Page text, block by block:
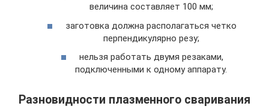
величина составляет 100 мм;
заготовка должна располагаться четко
перпендикулярно резу;
нельзя работать двумя резаками,
подключенными к одному аппарату.
Разновидности плазменного сваривания